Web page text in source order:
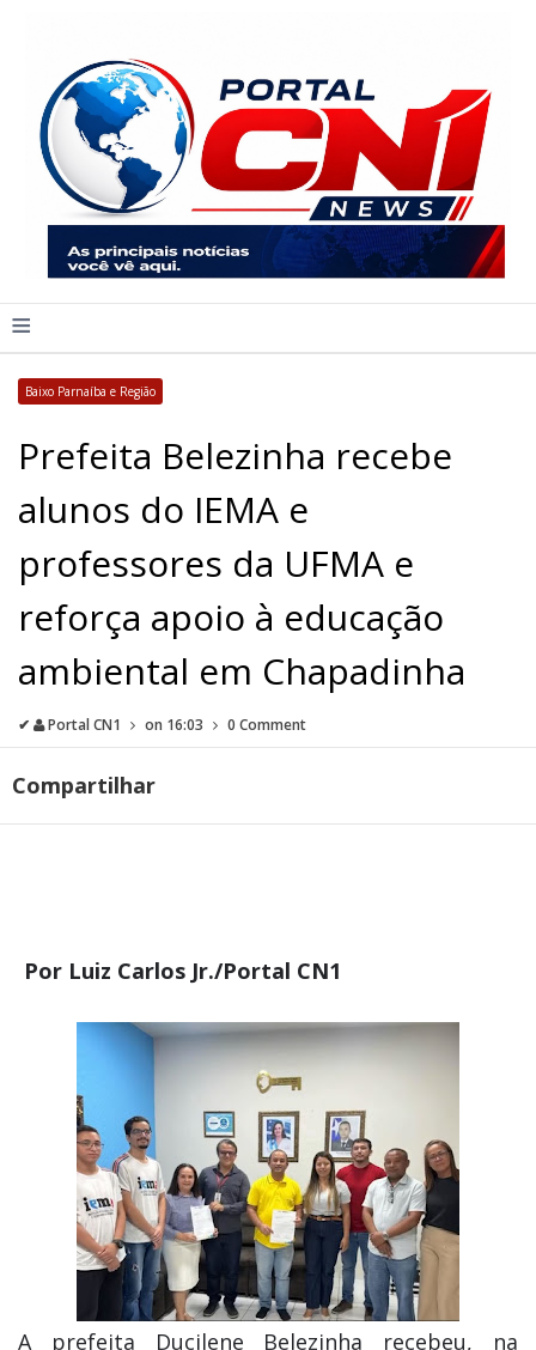
≡
Baixo Parnaíba e Região
Prefeita Belezinha recebe
alunos do IEMA e
professores da UFMA e
reforça apoio à educação
ambiental em Chapadinha
✔ Portal CN1 on 16:03 0 Comment
Compartilhar
Por Luiz Carlos Jr./Portal CN1
A prefeita Ducilene Belezinha recebeu, na